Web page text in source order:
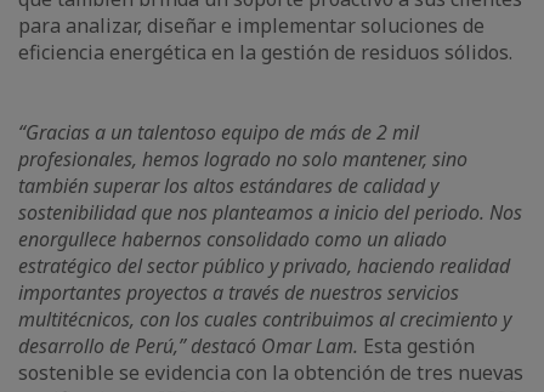
para analizar, diseñar e implementar soluciones de
eficiencia energética en la gestión de residuos sólidos.
“Gracias a un talentoso equipo de más de 2 mil
profesionales, hemos logrado no solo mantener, sino
también superar los altos estándares de calidad y
sostenibilidad que nos planteamos a inicio del periodo. Nos
enorgullece habernos consolidado como un aliado
estratégico del sector público y privado, haciendo realidad
importantes proyectos a través de nuestros servicios
multitécnicos, con los cuales contribuimos al crecimiento y
desarrollo de Perú,” destacó Omar Lam. Esta gestión
sostenible se evidencia con la obtención de tres nuevas